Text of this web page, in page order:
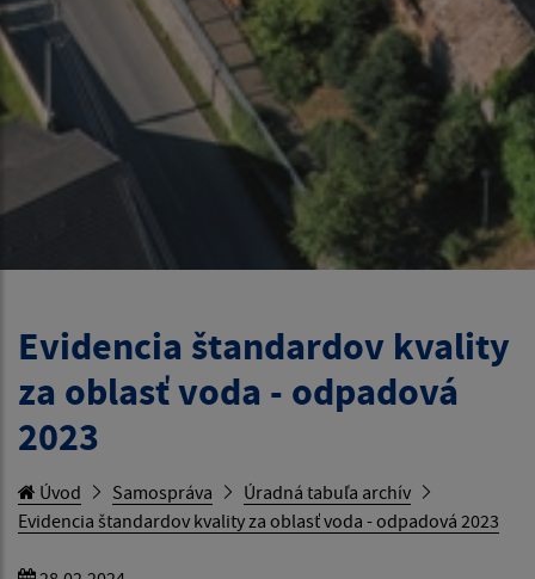
Evidencia štandardov kvality
za oblasť voda - odpadová
2023
Úvod Samospráva
Úradná tabuľa archív
Evidencia štandardov kvality za oblasť voda - odpadová 2023